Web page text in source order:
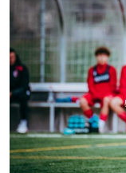
BUSINESS
RESTAURATION
CLUB
CONTACT